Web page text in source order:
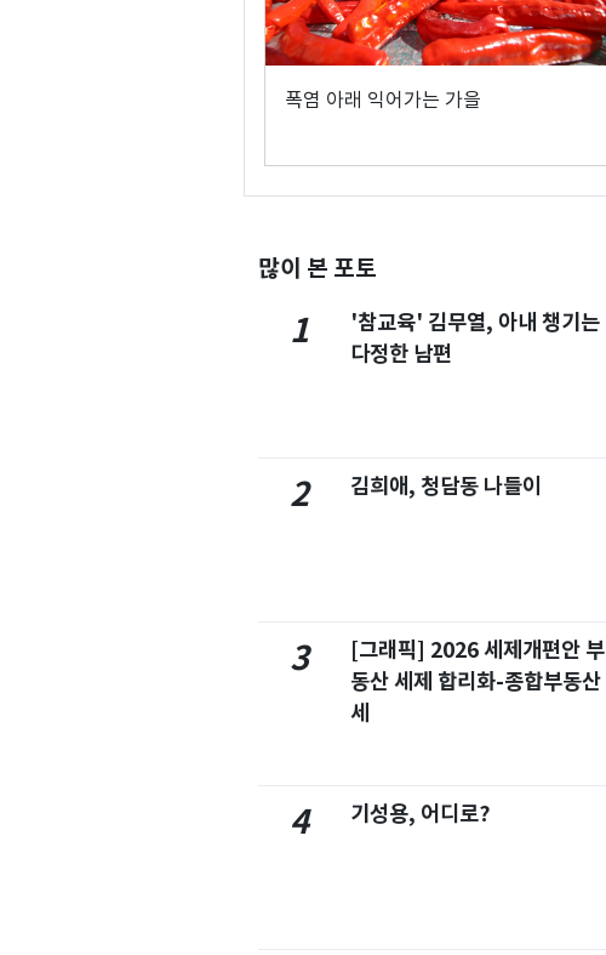
폭염 아래 익어가는 가을
많이 본 포토
1
'참교육' 김무열, 아내 챙기는
다정한 남편
2 김희애, 청담동 나들이
3
[그래픽] 2026 세제개편안 부
동산 세제 합리화-종합부동산
세
4 기성용, 어디로?